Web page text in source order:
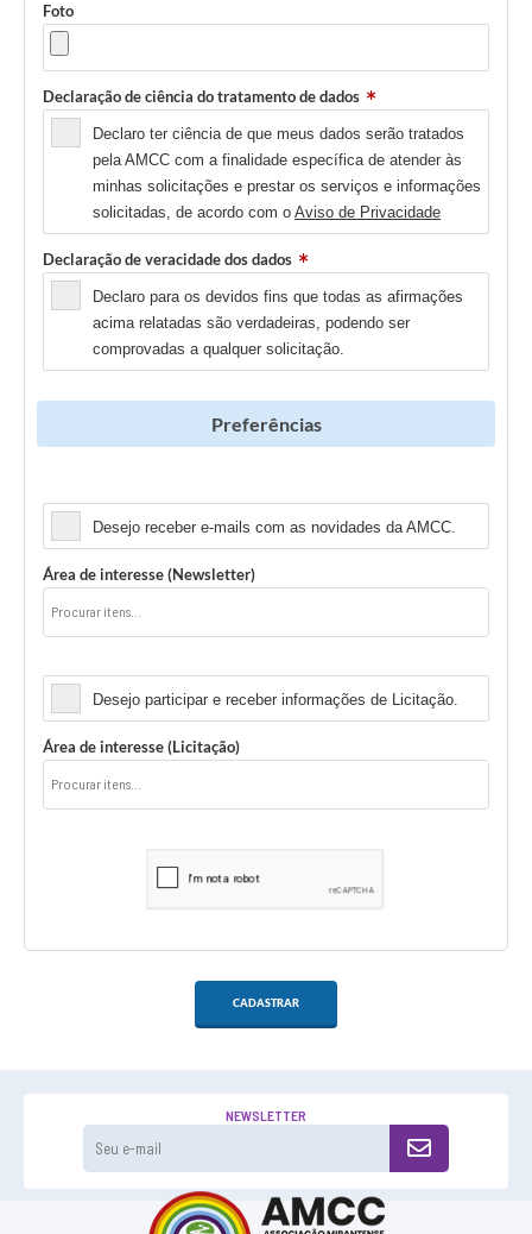
Foto
Declaração de ciência do tratamento de dados
Declaro ter ciência de que meus dados serão tratados
pela AMCC com a finalidade específica de atender às
minhas solicitações e prestar os serviços e informações
solicitadas, de acordo com o Aviso de Privacidade
Declaração de veracidade dos dados
Declaro para os devidos fins que todas as afirmações
acima relatadas são verdadeiras, podendo ser
comprovadas a qualquer solicitação.
Preferências
Desejo receber e-mails com as novidades da AMCC.
Área de interesse (Newsletter)
Desejo participar e receber informações de Licitação.
Área de interesse (Licitação)
CADASTRAR
NEWSLETTER